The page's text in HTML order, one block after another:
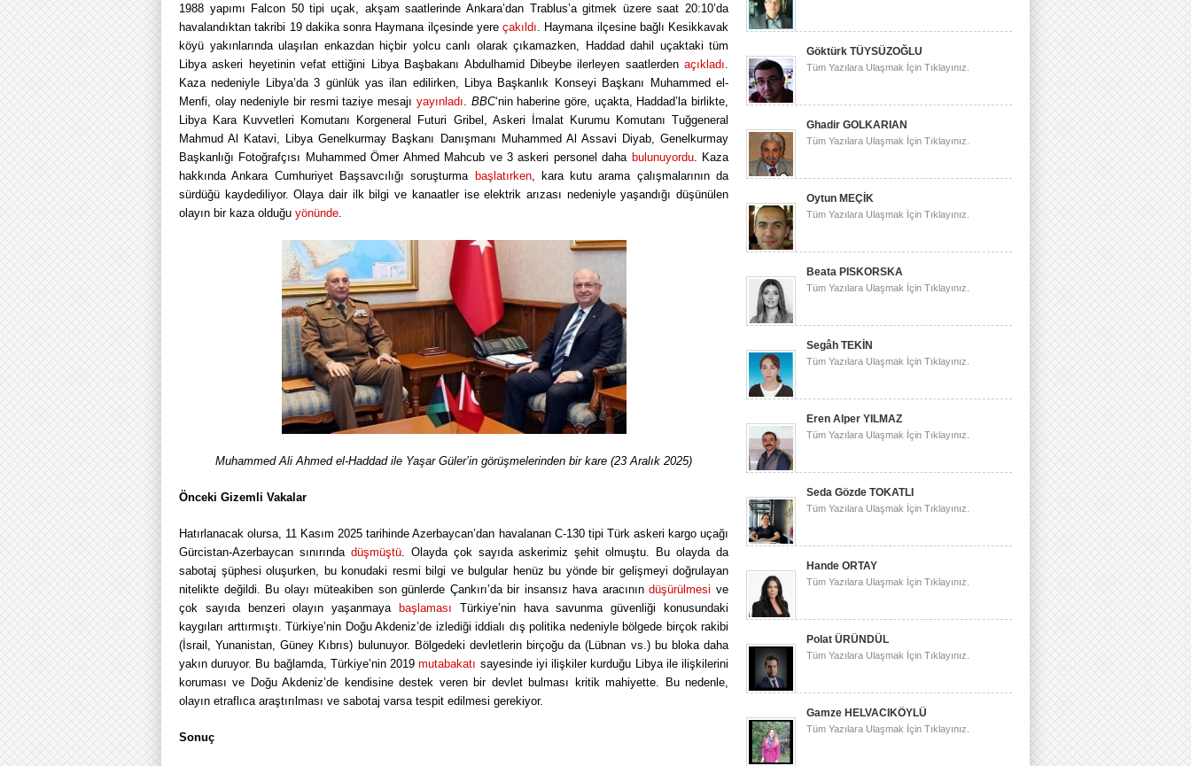
1988 yapımı Falcon 50 tipi uçak, akşam saatlerinde Ankara’dan Trablus’a gitmek üzere saat 20:10’da
havalandıktan takribi 19 dakika sonra Haymana ilçesinde yere çakıldı. Haymana ilçesine bağlı Kesikkavak
köyü yakınlarında ulaşılan enkazdan hiçbir yolcu canlı olarak çıkamazken, Haddad dahil uçaktaki tüm
Libya askeri heyetinin vefat ettiğini Libya Başbakanı Abdulhamid Dibeybe ilerleyen saatlerden açıkladı.
Kaza nedeniyle Libya’da 3 günlük yas ilan edilirken, Libya Başkanlık Konseyi Başkanı Muhammed el-
Menfi, olay nedeniyle bir resmi taziye mesajı yayınladı. BBC‘nin haberine göre, uçakta, Haddad’la birlikte,
Libya Kara Kuvvetleri Komutanı Korgeneral Futuri Gribel, Askeri İmalat Kurumu Komutanı Tuğgeneral
Mahmud Al Katavi, Libya Genelkurmay Başkanı Danışmanı Muhammed Al Assavi Diyab, Genelkurmay
Başkanlığı Fotoğrafçısı Muhammed Ömer Ahmed Mahcub ve 3 askeri personel daha bulunuyordu. Kaza
hakkında Ankara Cumhuriyet Başsavcılığı soruşturma başlatırken, kara kutu arama çalışmalarının da
sürdüğü kaydediliyor. Olaya dair ilk bilgi ve kanaatler ise elektrik arızası nedeniyle yaşandığı düşünülen
olayın bir kaza olduğu yönünde.
Muhammed Ali Ahmed el-Haddad ile Yaşar Güler’in görüşmelerinden bir kare (23 Aralık 2025)
Önceki Gizemli Vakalar
Hatırlanacak olursa, 11 Kasım 2025 tarihinde Azerbaycan’dan havalanan C-130 tipi Türk askeri kargo uçağı
Gürcistan-Azerbaycan sınırında düşmüştü. Olayda çok sayıda askerimiz şehit olmuştu. Bu olayda da
sabotaj şüphesi oluşurken, bu konudaki resmi bilgi ve bulgular henüz bu yönde bir gelişmeyi doğrulayan
nitelikte değildi. Bu olayı müteakiben son günlerde Çankırı’da bir insansız hava aracınındüşürülmesi ve
çok sayıda benzeri olayın yaşanmaya
başlaması Türkiye’nin hava savunma güvenliği konusundaki
kaygıları arttırmıştı. Türkiye’nin Doğu Akdeniz’de izlediği iddialı dış politika nedeniyle bölgede birçok rakibi
(İsrail, Yunanistan, Güney Kıbrıs) bulunuyor. Bölgedeki devletlerin birçoğu da (Lübnan vs.) bu bloka daha
yakın duruyor. Bu bağlamda, Türkiye’nin 2019mutabakatı sayesinde iyi ilişkiler kurduğu Libya ile ilişkilerini
koruması ve Doğu Akdeniz’de kendisine destek veren bir devlet bulması kritik mahiyette. Bu nedenle,
olayın etraflıca araştırılması ve sabotaj varsa tespit edilmesi gerekiyor.
Sonuç
Göktürk TÜYSÜZOĞLU
Tüm Yazılara Ulaşmak İçin Tıklayınız.
Ghadir GOLKARIAN
Tüm Yazılara Ulaşmak İçin Tıklayınız.
Oytun MEÇİK
Tüm Yazılara Ulaşmak İçin Tıklayınız.
Beata PISKORSKA
Tüm Yazılara Ulaşmak İçin Tıklayınız.
Segâh TEKİN
Tüm Yazılara Ulaşmak İçin Tıklayınız.
Eren Alper YILMAZ
Tüm Yazılara Ulaşmak İçin Tıklayınız.
Seda Gözde TOKATLI
Tüm Yazılara Ulaşmak İçin Tıklayınız.
Hande ORTAY
Tüm Yazılara Ulaşmak İçin Tıklayınız.
Polat ÜRÜNDÜL
Tüm Yazılara Ulaşmak İçin Tıklayınız.
Gamze HELVACIKÖYLÜ
Tüm Yazılara Ulaşmak İçin Tıklayınız.